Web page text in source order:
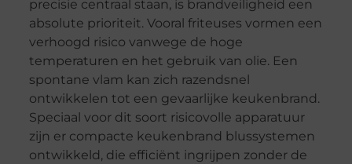
precisie centraal staan, is brandveiligheid een
absolute prioriteit. Vooral friteuses vormen een
verhoogd risico vanwege de hoge
temperaturen en het gebruik van olie. Een
spontane vlam kan zich razendsnel
ontwikkelen tot een gevaarlijke keukenbrand.
Speciaal voor dit soort risicovolle apparatuur
zijn er compacte keukenbrand blussystemen
ontwikkeld, die efficiënt ingrijpen zonder de